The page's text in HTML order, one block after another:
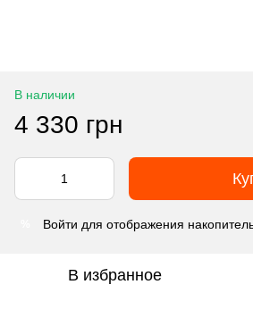
В наличии
4 330 грн
Войти для отображения
В избранное